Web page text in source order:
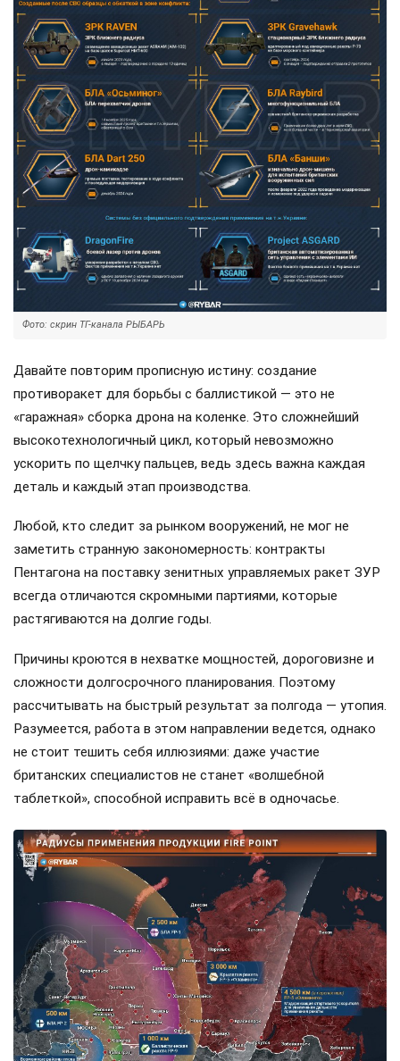
Фото: скрин ТГ-канала РЫБАРЬ
Давайте повторим прописную истину: создание
противоракет для борьбы с баллистикой — это не
«гаражная» сборка дрона на коленке. Это сложнейший
высокотехнологичный цикл, который невозможно
ускорить по щелчку пальцев, ведь здесь важна каждая
деталь и каждый этап производства.
Любой, кто следит за рынком вооружений, не мог не
заметить странную закономерность: контракты
Пентагона на поставку зенитных управляемых ракет ЗУР
всегда отличаются скромными партиями, которые
растягиваются на долгие годы.
Причины кроются в нехватке мощностей, дороговизне и
сложности долгосрочного планирования. Поэтому
рассчитывать на быстрый результат за полгода — утопия.
Разумеется, работа в этом направлении ведется, однако
не стоит тешить себя иллюзиями: даже участие
британских специалистов не станет «волшебной
таблеткой», способной исправить всё в одночасье.